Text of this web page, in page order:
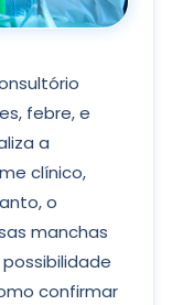
febre, e
a
clínico,
o
manchas
confirmar